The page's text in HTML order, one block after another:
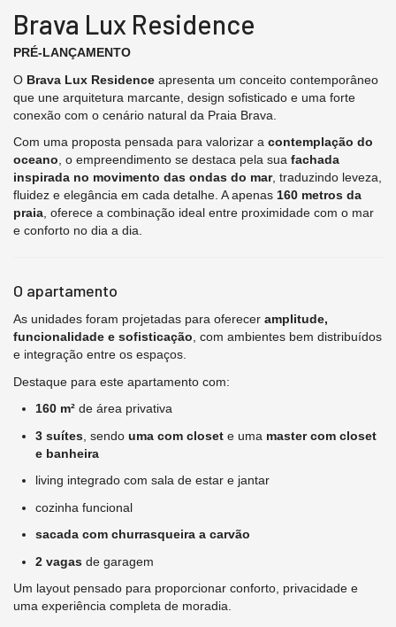
Brava Lux Residence
PRÉ-LANÇAMENTO
O Brava Lux Residence apresenta um conceito contemporâneo
que une arquitetura marcante, design sofisticado e uma forte
conexão com o cenário natural da Praia Brava.
Com uma proposta pensada para valorizar a contemplação do
oceano, o empreendimento se destaca pela sua fachada
inspirada no movimento das ondas do mar, traduzindo leveza,
fluidez e elegância em cada detalhe. A apenas 160 metros da
praia, oferece a combinação ideal entre proximidade com o mar
e conforto no dia a dia.
O apartamento
As unidades foram projetadas para oferecer amplitude,
funcionalidade e sofisticação, com ambientes bem distribuídos
e integração entre os espaços.
Destaque para este apartamento com:
160 m² de área privativa
3 suítes , sendo uma com closet e uma master com closet
e banheira
living integrado com sala de estar e jantar
cozinha funcional
sacada com churrasqueira a carvão
2 vagas de garagem
Um layout pensado para proporcionar conforto, privacidade e
uma experiência completa de moradia.